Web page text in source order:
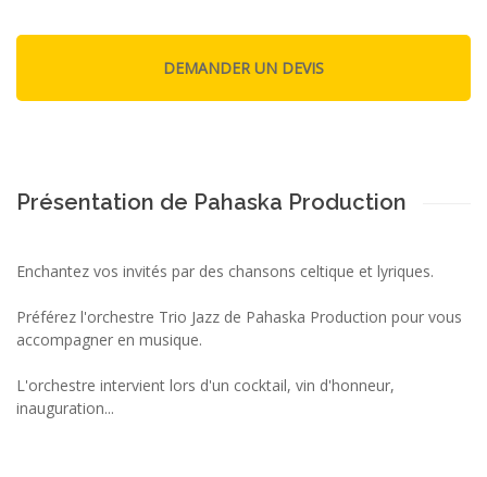
Présentation de Pahaska Production
Enchantez vos invités par des chansons celtique et lyriques.
Préférez l'orchestre Trio Jazz de Pahaska Production pour vous
accompagner en musique.
L'orchestre intervient lors d'un cocktail, vin d'honneur,
inauguration...